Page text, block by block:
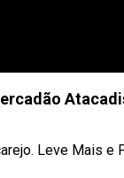
Leve Mais e